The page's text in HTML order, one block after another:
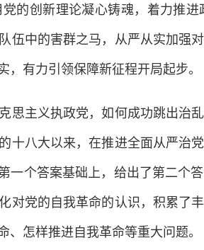
的创新理论凝心铸魂，着力推
伍中的害群之马，从严从实加强
有力引领保障新征程开局起步。
主义执政党，如何成功跳出治乱
十八大以来，在推进全面从严治
一个答案基础上，给出了第二个
对党的自我革命的认识，积累了
怎样推进自我革命等重大问题。